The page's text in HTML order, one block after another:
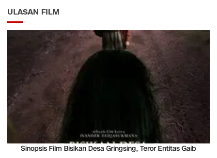
ULASAN FILM
Sinopsis Film Bisikan Desa Gringsing, Teror Entitas Gaib